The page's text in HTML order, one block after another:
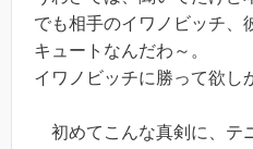
でも相手のイワノビッチ、
キュートなんだわ～。
イワノビッチに勝って欲し
初めてこんな真剣に、テ